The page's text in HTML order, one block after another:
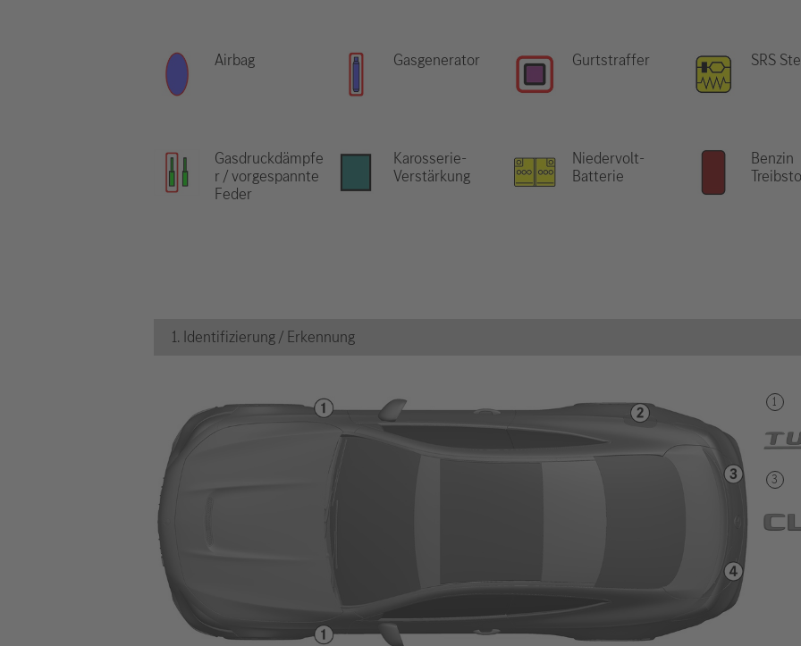
Airbag Gasgenerator Gurtstraffer SRS
Gasdruckdämpfe
r / vorgespannte
Feder
Karosserie-
Verstärkung
Niedervolt-
Batterie
Benzin
1. Identifizierung / Erkennung